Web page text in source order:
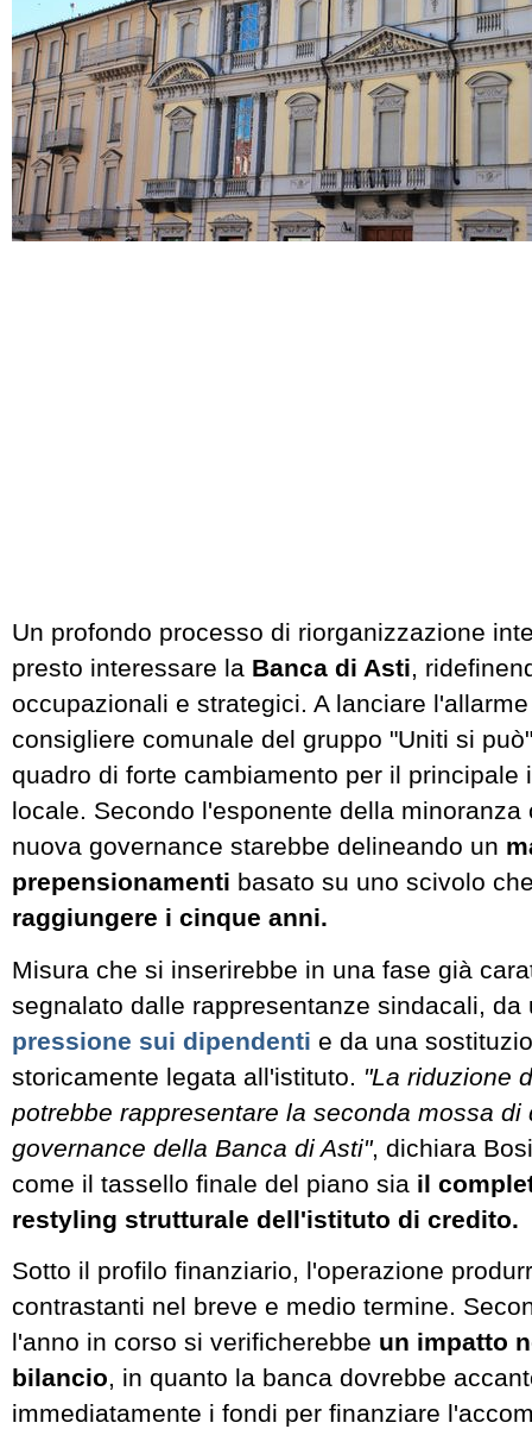
Un profondo processo di riorganizzazione
presto interessare la Banca di Asti,
occupazionali e strategici. A lanciare
consigliere comunale del gruppo "Uniti si
quadro di forte cambiamento per il principale
locale. Secondo l'esponente della minoranza
nuova governance starebbe delineando un
prepensionamenti basato su uno scivolo
raggiungere i cinque anni.
Misura che si inserirebbe in una fase già
segnalato dalle rappresentanze sindacali, da
pressione sui dipendenti e da una
storicamente legata all'istituto. "La riduzione
potrebbe rappresentare la seconda mossa di
governance della Banca di Asti", dichiara
come il tassello finale del piano sia il
restyling strutturale dell'istituto di credito.
Sotto il profilo finanziario, l'operazione
contrastanti nel breve e medio termine.
l'anno in corso si verificherebbe un impatto
bilancio, in quanto la banca dovrebbe
immediatamente i fondi per finanziare